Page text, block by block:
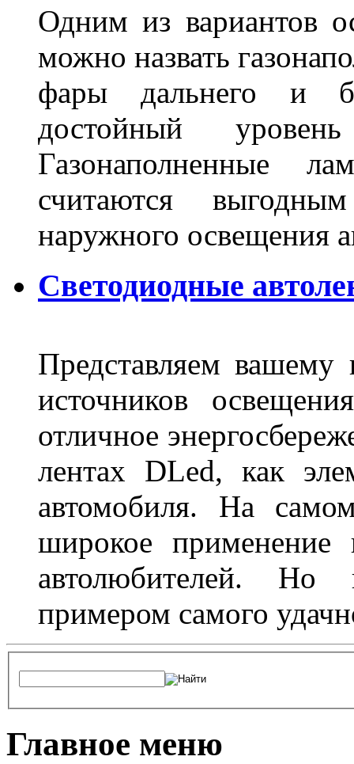
Одним из вариантов
можно назвать
фары дальнего и
достойный
Газонаполненные
считаются
наружного освещения
Светодиодные
Представляем
источников
отличное
лентах DLed, как
автомобиля. На
широкое
автолюбителей. Но
примером самого
Главное меню